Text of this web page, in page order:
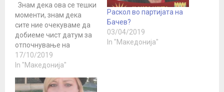
Знам дека ова се тешки
моменти, знам дека
сите ние очекуваме да
добиеме чист датум за
отпочнување на
преговорите со ЕУ. Сите
ние веруваме во
продолжиме да
17/10/2019
In "Македонија"
Раскол во партијата на
Бачев?
03/04/2019
In "Македонија"